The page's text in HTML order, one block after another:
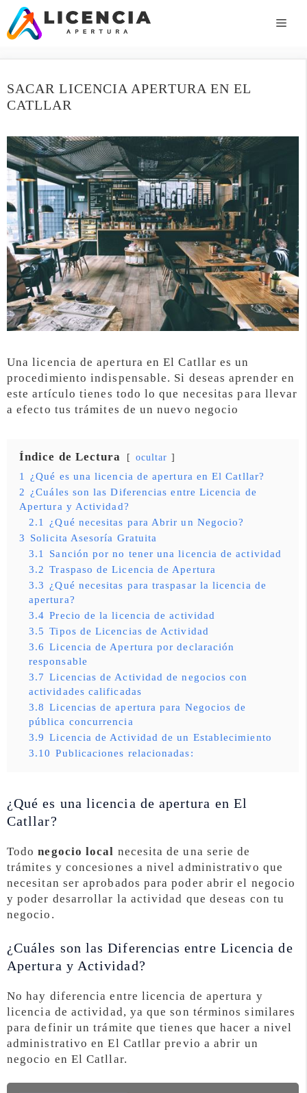
Saltar
contenido
SACAR LICENCIA APERTURA EN EL
CATLLAR
Una licencia de apertura en El Catllar es un
procedimiento indispensable. Si deseas aprender en
este artículo tienes todo lo que necesitas para llevar
a efecto tus trámites de un nuevo negocio
Índice de Lectura ocultar
1
¿Qué es una licencia de apertura en El Catllar?
2 ¿Cuáles son las Diferencias entre Licencia de
Apertura y Actividad?
2.1
¿Qué necesitas para Abrir un Negocio?
3 Solicita Asesoría Gratuita
3.1
Sanción por no tener una licencia de actividad
3.2 Traspaso de Licencia de Apertura
3.3 ¿Qué necesitas para traspasar la licencia de
apertura?
3.4 Precio de la licencia de actividad
3.5 Tipos de Licencias de Actividad
3.6 Licencia de Apertura por declaración
responsable
3.7 Licencias de Actividad de negocios con
actividades calificadas
3.8 Licencias de apertura para Negocios de
pública concurrencia
3.9 Licencia de Actividad de un Establecimiento
3.10 Publicaciones relacionadas:
¿Qué es una licencia de apertura en El
Catllar?
Todonegocio local necesita de una serie de
trámites y concesiones a nivel administrativo que
necesitan ser aprobados para poder abrir el negocio
y poder desarrollar la actividad que deseas con tu
negocio.
¿Cuáles son las Diferencias entre Licencia de
Apertura y Actividad?
No hay diferencia entre licencia de apertura y
licencia de actividad, ya que son términos similares
para definir un trámite que tienes que hacer a nivel
administrativo en El Catllar previo a abrir un
negocio en El Catllar.